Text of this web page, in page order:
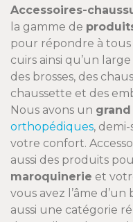
Accessoires-
la gamme de
pour répondre à tous
cuirs ainsi qu’un
des brosses, des
chaussette et des
Nous avons un
orthopédiques,
votre confort.
aussi des produits
maroquinerie et
vous avez l’âme
aussi une catégorie